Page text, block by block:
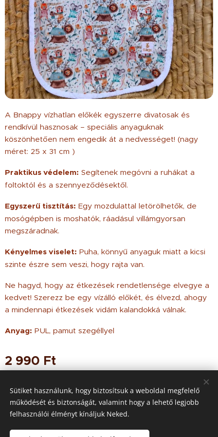
A Bnappy vízhatlan előkék egyszerre divatosak és
rendkívül hasznosak – speciális anyaguknak
köszönhetően nem engedik át a nedvességet! (nagy
méret: 25 x 31 cm )
Praktikus védelem: Segítenek megóvni a ruhákat a
foltoktól és a szennyeződésektől.
Egyszerű tisztítás: Egy mozdulattal letörölhetők, de
mosógépben is moshatók, ráadásul villámgyorsan
megszáradnak.
Kényelmes viselet: Puha, könnyű anyaguk miatt a kicsi
szinte észre sem veszi, hogy rajta van.
Ne hagyd, hogy az étkezések rendetlensége elvegye a
kedvet! Szerezz be egy vízálló előkét, és élvezd, ahogy
a mindennapi étkezések vidám kalandokká válnak.
Anyag: PUL, pamut szegéllyel
2 990 Ft
© 2021 Minden jog
fenntartva
Sütiket használunk, hogy biztosítsuk a weboldal megfelelő
működését és biztonságát, valamint hogy a lehető legjobb
felhasználói élményt kínáljuk Neked.